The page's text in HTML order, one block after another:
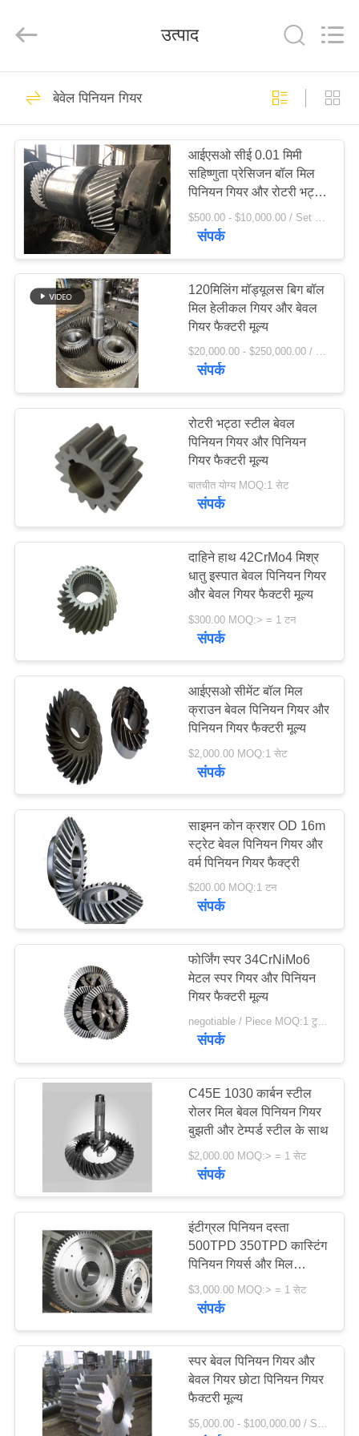
उत्पादों
वीआर
दिखाएँ
हमारे
कारखाना
भ्रमण
गुणवत्ता
नियंत्रण
संपर्क
समाचार
एक
उद्धरण
विनती
साइटमैप
PRIVACY
POLICY
Industries
CO.,LTD.
मिल पिनियन गियर्स
बेवेल पिनियन गियर
24
मिल गिर्थ गियर
कास्टिंग और फोर्जिंग
255
सीमेंट रोटरी भट्ठा
अयस्क पीसने की चक्की
268
स्टोन क्रेशर मशीन
236
खनन मशीन स्पेयर पार्ट्स
144
उत्पाद
बेवेल पिनियन गियर
आईएसओ सीई 0.01 मिमी
सहिष्णुता प्रेसिजन बॉल मिल
पिनियन गियर और रोटरी भट्ठा
पिनियन गियर फैक्टरी मूल्य:
$500.00 - $10,000.00 / Set MOQ:1 सेट / सेट
संपर्क
120मिलिंग मॉड्यूलस बिग बॉल
मिल हेलीकल गियर और बेवल
गियर फैक्टरी मूल्य
$20,000.00 - $250,000.00 / Set MOQ:1 सेट / सेट
संपर्क
रोटरी भट्ठा स्टील बेवल
पिनियन गियर और पिनियन
गियर फैक्टरी मूल्य
बातचीत योग्य MOQ:1 सेट
संपर्क
दाहिने हाथ 42CrMo4 मिश्र
धातु इस्पात बेवल पिनियन गियर
और बेवल गियर फैक्टरी मूल्य
$300.00 MOQ:> = 1 टन
संपर्क
आईएसओ सीमेंट बॉल मिल
क्राउन बेवल पिनियन गियर और
पिनियन गियर फैक्टरी मूल्य
$2,000.00 MOQ:1 सेट
संपर्क
साइमन कोन क्रशर OD 16m
स्ट्रेट बेवल पिनियन गियर और
वर्म पिनियन गियर फैक्ट्री
$200.00 MOQ:1 टन
संपर्क
फोर्जिंग स्पर 34CrNiMo6
मेटल स्पर गियर और पिनियन
गियर फैक्टरी मूल्य
negotiable / Piece MOQ:1 टुकड़ा / मोहरे
संपर्क
C45E 1030 कार्बन स्टील
रोलर मिल बेवल पिनियन गियर
बुझती और टेम्पर्ड स्टील के साथ
$2,000.00 MOQ:> = 1 सेट
संपर्क
इंटीग्रल पिनियन दस्ता
500TPD 350TPD कास्टिंग
पिनियन गियर्स और मिल
पिनियन गियर निर्माता
$3,000.00 MOQ:> = 1 सेट
संपर्क
स्पर बेवल पिनियन गियर और
बेवल गियर छोटा पिनियन गियर
फैक्टरी मूल्य
$5,000.00 - $100,000.00 / Set MOQ:1 सेट / सेट